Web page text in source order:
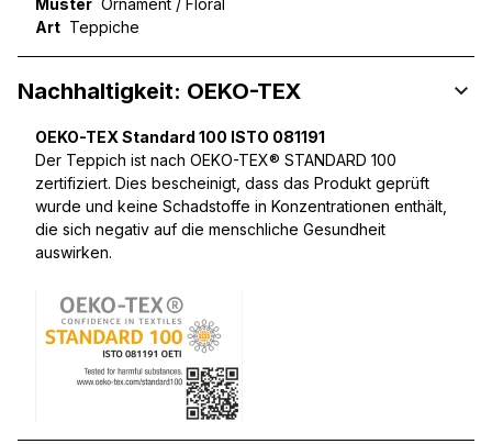
Muster Ornament / Floral
Art Teppiche
Nachhaltigkeit: OEKO-TEX
OEKO-TEX Standard 100 ISTO 081191
Der Teppich ist nach OEKO-TEX® STANDARD 100
zertifiziert. Dies bescheinigt, dass das Produkt geprüft
wurde und keine Schadstoffe in Konzentrationen enthält,
die sich negativ auf die menschliche Gesundheit
auswirken.